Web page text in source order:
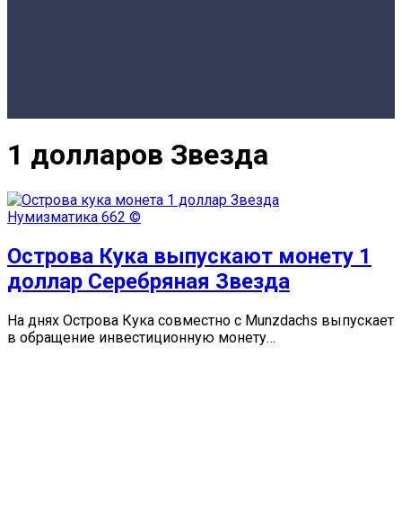
1 долларов Звезда
Нумизматика 662 ©
Острова Кука выпускают монету 1
доллар Серебряная Звезда
На днях Острова Кука совместно с Munzdachs выпускает
в обращение инвестиционную монету…